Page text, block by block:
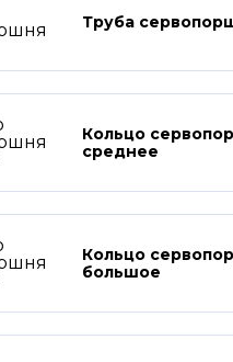
Труба
Кольцо
среднее
Кольцо
большое